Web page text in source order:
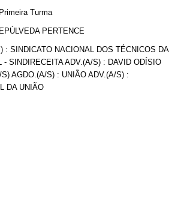
Primeira Turma
PERTENCE
: SINDICATO NACIONAL DOS TÉCNICOS DA
- SINDIRECEITA ADV.(A/S) : DAVID ODÍSIO
AGDO.(A/S) : UNIÃO ADV.(A/S) :
DA UNIÃO